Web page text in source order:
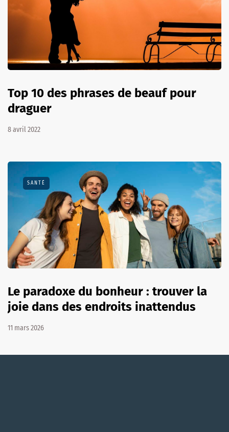
Top 10 des phrases de beauf pour
draguer
8 avril 2022
SANTÉ
Le paradoxe du bonheur : trouver la
joie dans des endroits inattendus
11 mars 2026